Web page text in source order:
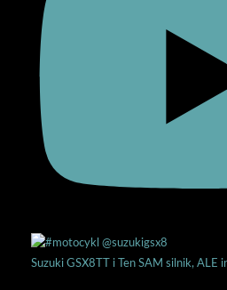
Suzuki GSX8TT i Ten SAM silnik, ALE